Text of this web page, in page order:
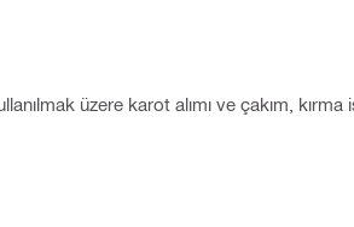
üzere karot alımı ve çakım,